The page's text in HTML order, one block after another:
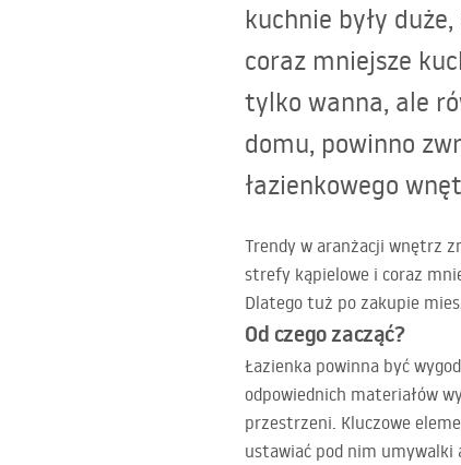
Akcesoria i meble łazienkowe
kuchnie były
coraz mniejsze
tylko wanna, ale
domu, powinno
łazienkowego
Trendy w aranżacji wnętrz
strefy kąpielowe i coraz
Dlatego tuż po zakupie
Od czego zacząć?
Łazienka powinna być
odpowiednich materiałów
przestrzeni. Kluczowe
ustawiać pod nim umywalki